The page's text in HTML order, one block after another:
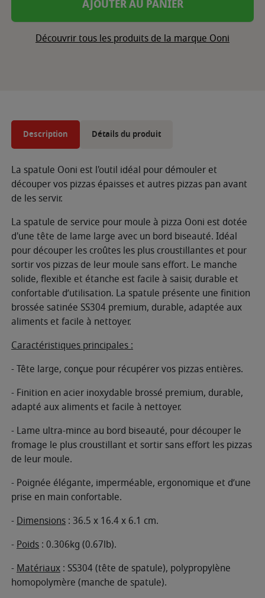
AJOUTER AU PANIER
Découvrir tous les produits de la marque Ooni
Description Détails du produit
La spatule Ooni est l'outil idéal pour démouler et
découper vos pizzas épaisses et autres pizzas pan avant
de les servir.
La spatule de service pour moule à pizza Ooni est dotée
d'une tête de lame large avec un bord biseauté. Idéal
pour découper les croûtes les plus croustillantes et pour
sortir vos pizzas de leur moule sans effort. Le manche
solide, flexible et étanche est facile à saisir, durable et
confortable d’utilisation. La spatule présente une finition
brossée satinée SS304 premium, durable, adaptée aux
aliments et facile à nettoyer.
Caractéristiques principales :
- Tête large, conçue pour récupérer vos pizzas entières.
- Finition en acier inoxydable brossé premium, durable,
adapté aux aliments et facile à nettoyer.
- Lame ultra-mince au bord biseauté, pour découper le
fromage le plus croustillant et sortir sans effort les pizzas
de leur moule.
- Poignée élégante, imperméable, ergonomique et d’une
prise en main confortable.
- Dimensions : 36.5 x 16.4 x 6.1 cm.
- Poids : 0.306kg (0.67lb).
- Matériaux : SS304 (tête de spatule), polypropylène
homopolymère (manche de spatule).